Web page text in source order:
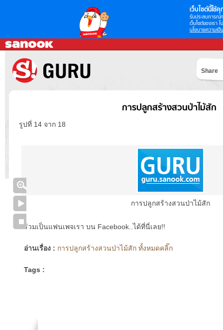
เว็บไซต์นี้ใช้คุ
รับประสบการณ์
เว็บไซต์ของเรา
นโยบายความเป็
Share
การปลูกสร้างสวนป่าไม้สัก
รูปที่ 14 จาก 18
การปลูกสร้างสวนป่าไม้สัก
ร่วมเป็นแฟนเพจเรา บน Facebook..ได้ที่นี่เลย!!
อ่านเรื่อง : การปลูกสร้างสวนป่าไม้สัก ทั้งหมดคลิ๊ก
Tags :